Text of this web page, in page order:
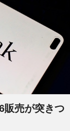
販売が突きつ